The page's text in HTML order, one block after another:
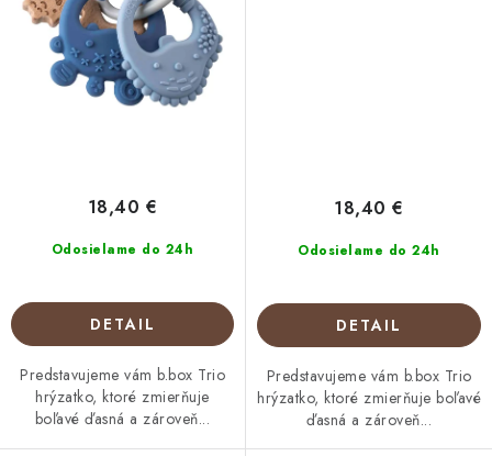
Odosielame do 24h
18,40 €
DETAIL
Predstavujeme vám b.box Trio
hrýzatko, ktoré zmierňuje
boľavé ďasná a zároveň...
Odosielame do 24h
18,40 €
DETAIL
Predstavujeme vám b.box Trio
hrýzatko, ktoré zmierňuje boľavé
ďasná a zároveň...